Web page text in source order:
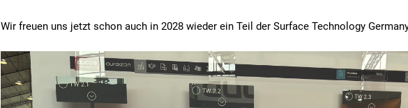
Wir freuen uns jetzt schon auch in 2028 wieder ein Teil der Surface Technology